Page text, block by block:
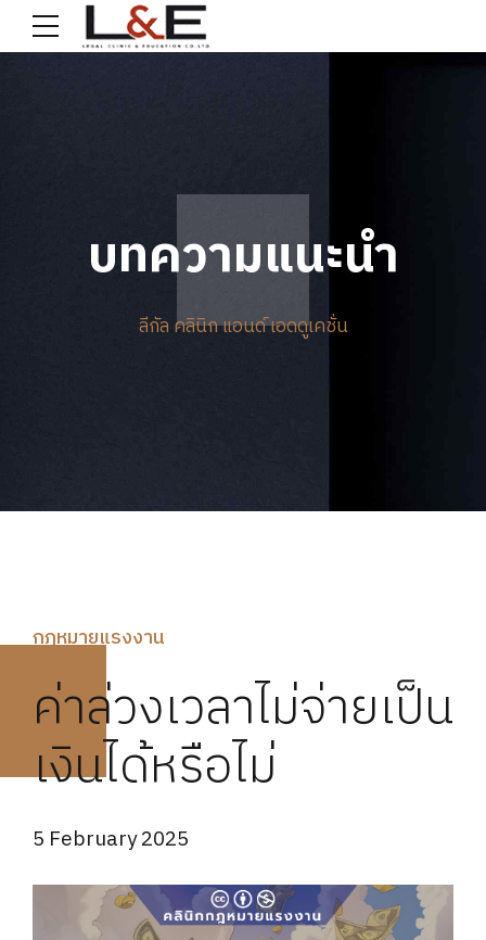
บทความแนะนำ
ลีกัล คลินิก แอนด์ เอดดูเคชั่น
กฏหมายแรงงาน
ค่าล่วงเวลาไม่จ่ายเป็น
เงินได้หรือไม่
5 February 2025